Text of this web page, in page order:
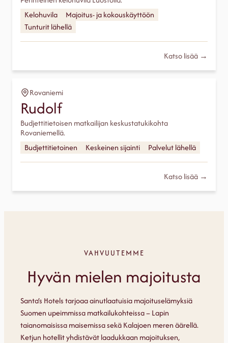
Kelohuvila
Majoitus- ja kokouskäyttöön
Tunturit lähellä
Katso lisää →
Rovaniemi
Rudolf
Budjettitietoisen matkailijan keskustatukikohta
Rovaniemellä.
Budjettitietoinen
Keskeinen sijainti Palvelut lähellä
Katso lisää →
VAHVUUTEMME
Hyvän mielen majoitusta
Santa’s Hotels tarjoaa ainutlaatuisia majoituselämyksiä
Suomen upeimmissa matkailukohteissa – Lapin
taianomaisissa maisemissa sekä Kalajoen meren äärellä.
Ketjun hotellit yhdistävät laadukkaan majoituksen,